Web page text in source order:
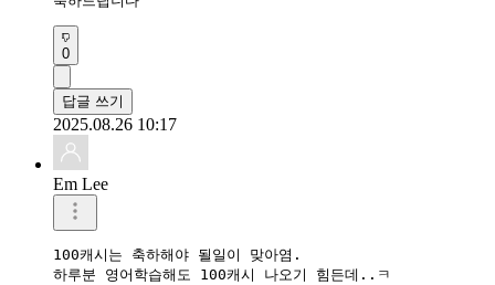
0
답글 쓰기
2025.08.26 10:17
Em Lee
100캐시는 축하해야 될일이 맞아염.
하루분 영어학습해도 100캐시 나오기 힘든데..ㅋ